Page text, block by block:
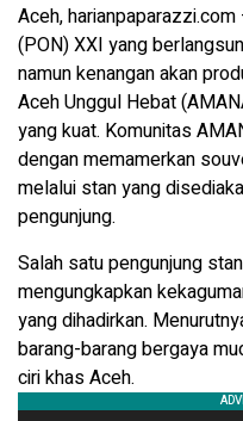
Aceh,
(PON) XXI yang
namun kenangan akan
Aceh Unggul Hebat
yang kuat. Komunitas
dengan memamerkan
melalui stan yang
pengunjung.
Salah satu pengunjung
mengungkapkan
yang dihadirkan.
barang-barang bergaya
ciri khas Aceh.